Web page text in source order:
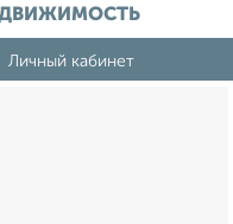
Личный кабинет